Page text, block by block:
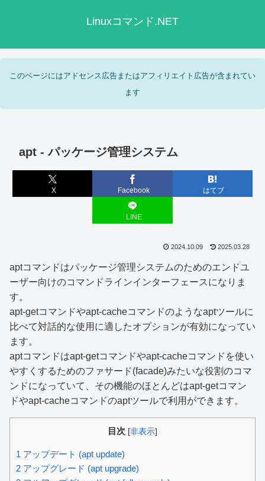
Linuxコマンド.NET
このページにはアドセンス広告またはアフィリエイト広告が含まれてい
ます
apt - パッケージ管理システム
X Facebook はてブ
LINE
2024.10.09 2025.03.28
aptコマンドはパッケージ管理システムのためのエンドユ
ーザー向けのコマンドラインインターフェースになりま
す。
apt-getコマンドやapt-cacheコマンドのようなaptツールに
比べて対話的な使用に適したオプションが有効になってい
ます。
aptコマンドはapt-getコマンドやapt-cacheコマンドを使い
やすくするためのファサード(facade)みたいな役割のコマ
ンドになっていて、その機能のほとんどはapt-getコマン
ドやapt-cacheコマンドのaptツールで利用ができます。
目次 [非表示]
1 アップデート (apt update)
2 アップグレード (apt upgrade)